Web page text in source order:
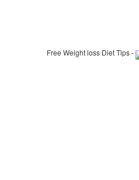
Free Weight loss Diet Tips -